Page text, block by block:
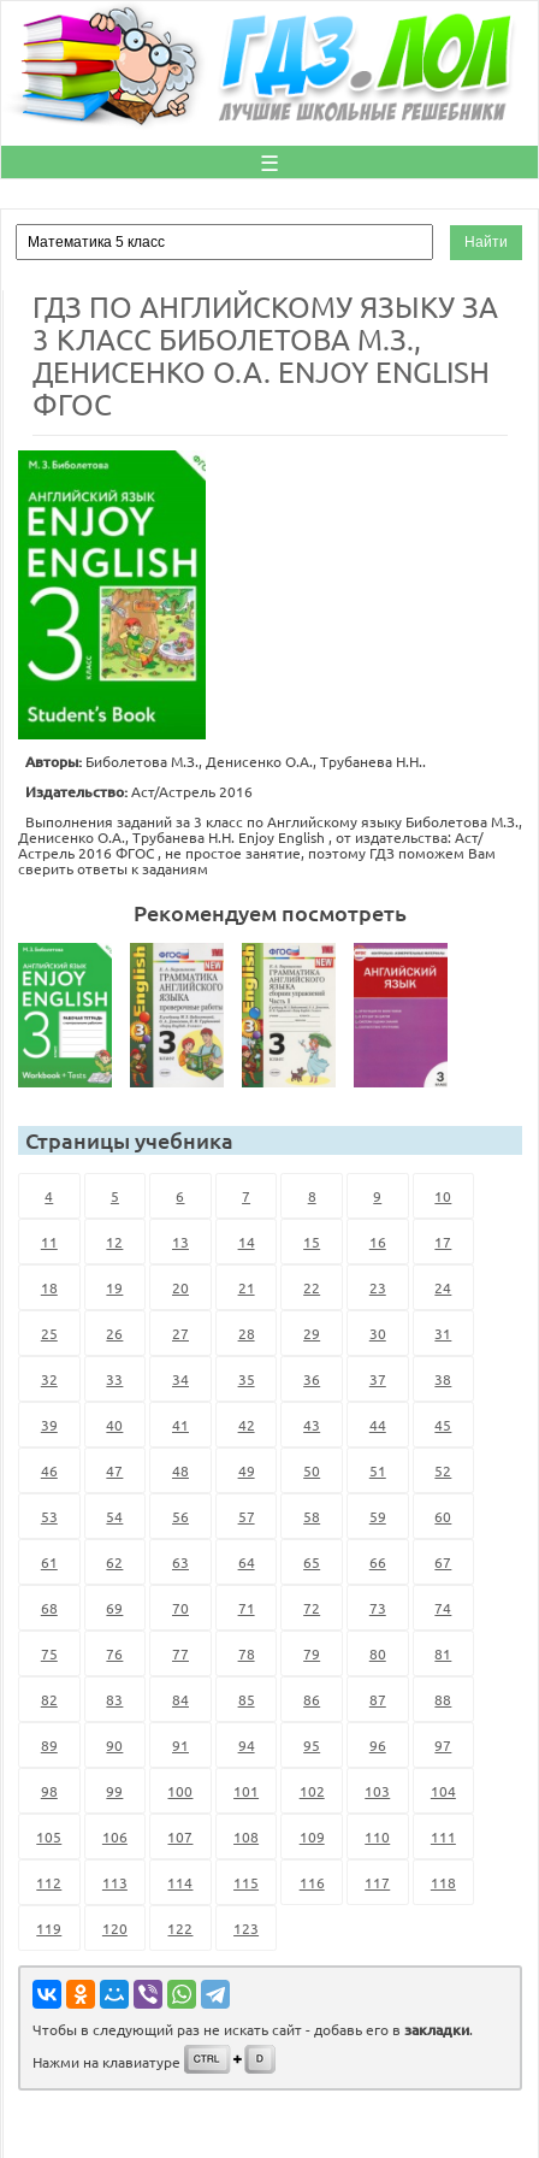
☰
ГДЗ ПО АНГЛИЙСКОМУ ЯЗЫКУ ЗА
3 КЛАСС БИБОЛЕТОВА М.З.,
ДЕНИСЕНКО О.А. ENJOY ENGLISH
ФГОС
Авторы: Биболетова М.З., Денисенко О.А., Трубанева Н.Н..
Издательство:Аст/Астрель 2016
Выполнения заданий за 3 класс по Английскому языку Биболетова М.З.,
Денисенко О.А., Трубанева Н.Н. Enjoy English , от издательства: Аст/
Астрель 2016 ФГОС , не простое занятие, поэтому ГДЗ поможем Вам
сверить ответы к заданиям
Рекомендуем посмотреть
Страницы учебника
4 5 6 7 8 9 10
11 12 13 14 15 16 17
18 19 20 21 22 23 24
25 26 27 28 29 30 31
32 33 34 35 36 37 38
39 40 41 42 43 44 45
46 47 48 49 50 51 52
53 54 56 57 58 59 60
61 62 63 64 65 66 67
68 69 70 71 72 73 74
75 76 77 78 79 80 81
82 83 84 85 86 87 88
89 90 91 94 95 96 97
98 99 100 101 102 103 104
105 106 107 108 109 110 111
112 113 114 115 116 117 118
119 120 122 123
Чтобы в следующий раз не искать сайт - добавь его в закладки.
Нажми на клавиатуре